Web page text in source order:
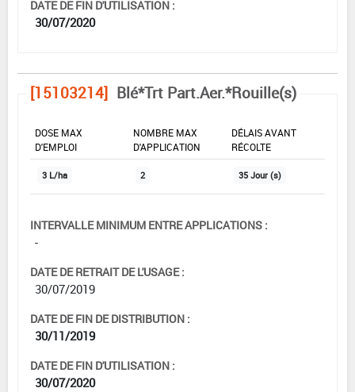
DATE DE FIN D'UTILISATION :
30/07/2020
[15103214] Blé*Trt Part.Aer.*Rouille(s)
DOSE MAX
D'EMPLOI
NOMBRE MAX
D'APPLICATION
DÉLAIS AVANT
RÉCOLTE
3 L/ha 2 35 Jour (s)
INTERVALLE MINIMUM ENTRE APPLICATIONS :
-
DATE DE RETRAIT DE L'USAGE :
30/07/2019
DATE DE FIN DE DISTRIBUTION :
30/11/2019
DATE DE FIN D'UTILISATION :
30/07/2020